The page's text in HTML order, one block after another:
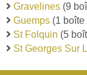
Gravelines (9
Guemps (1 boîte
St Folquin (5
St Georges Sur